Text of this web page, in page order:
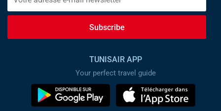
Subscribe
TUNISAIR APP
Your perfect travel guide